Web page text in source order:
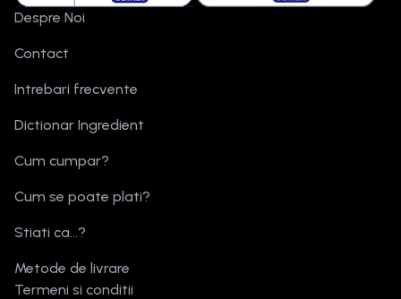
Despre Noi
Contact
Intrebari frecvente
Dictionar Ingredient
Cum cumpar?
Cum se poate plati?
Stiati ca...?
Metode de livrare
Termeni si conditii